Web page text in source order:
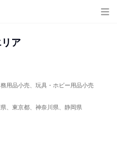
ア
用品小売、玩具・ホビー用品小売
、東京都、神奈川県、静岡県